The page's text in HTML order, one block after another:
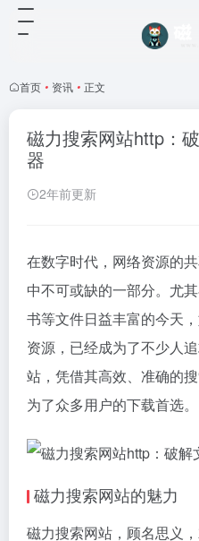
首页 • 资讯 • 正文
磁力搜索网站http：
器
2年前更新
在数字时代，网络资源的
中不可或缺的一部分。尤
书等文件日益丰富的今天
资源，已经成为了不少人
站，凭借其高效、准确的
为了众多用户的下载首选。
磁力搜索网站的魅力
磁力搜索网站，顾名思义